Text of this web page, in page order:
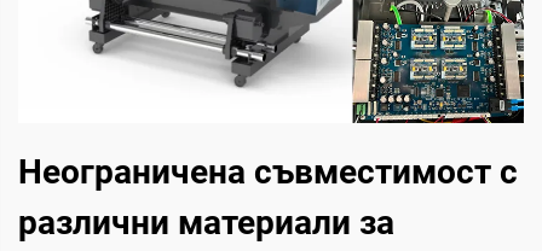
Неограничена съвместимост с
различни материали за